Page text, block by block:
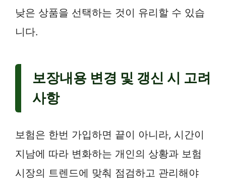
낮은 상품을 선택하는 것이 유리할 수 있습
니다.
보장내용 변경 및 갱신 시 고려
사항
보험은 한번 가입하면 끝이 아니라, 시간이
지남에 따라 변화하는 개인의 상황과 보험
시장의 트렌드에 맞춰 점검하고 관리해야